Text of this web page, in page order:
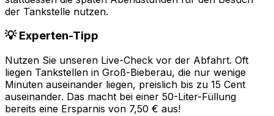
der Tankstelle nutzen.
💡 Experten-Tipp
Nutzen Sie unseren Live-Check vor der Abfahrt. Oft
liegen Tankstellen in Groß-Bieberau, die nur wenige
Minuten auseinander liegen, preislich bis zu 15 Cent
auseinander. Das macht bei einer 50-Liter-Füllung
bereits eine Ersparnis von 7,50 € aus!